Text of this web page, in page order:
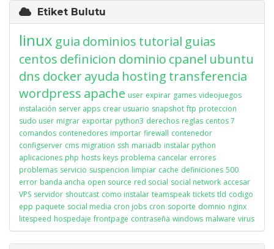
Etiket Bulutu
linux guia dominios tutorial guias
centos definicion dominio cpanel ubuntu
dns dockerayuda hosting transferencia
wordpress apache user expirar games videojuegos
instalación server apps crear usuario snapshot ftp proteccion
sudo user migrar exportar python3 derechos reglas centos 7
comandos contenedores importar firewall contenedor
configserver cms migration ssh mariadb instalar python
aplicaciones php hosts keys problema cancelar errores
problemas servicio suspencion limpiar cache definiciones 500
error banda ancha open source red social social network accesar
VPS servidor shoutcast como instalar teamspeak tickets tld codigo
epp paquete social media cron jobs cron soporte domnio nginx
litespeed hospedaje frontpage contraseña windows malware virus